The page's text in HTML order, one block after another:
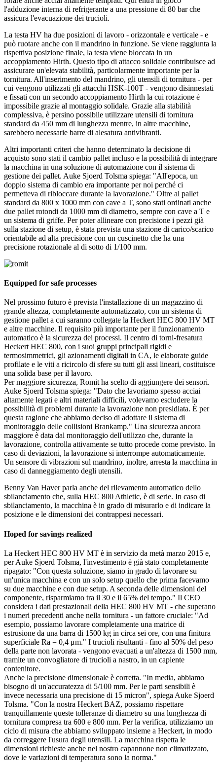
l'adduzione interna di refrigerante a una pressione di 80 bar che
assicura l'evacuazione dei trucioli.
La testa HV ha due posizioni di lavoro - orizzontale e verticale - e
può ruotare anche con il mandrino in funzione. Se viene raggiunta la
rispettiva posizione finale, la testa viene bloccata in un
accoppiamento Hirth. Questo tipo di attacco solidale contribuisce ad
assicurare un'elevata stabilità, particolarmente importante per la
tornitura. All'inserimento del mandrino, gli utensili di tornitura - per
cui vengono utilizzati gli attacchi HSK-100T - vengono disinnestati
e fissati con un secondo accoppiamento Hirth la cui rotazione è
impossibile grazie al montaggio solidale. Grazie alla stabilità
complessiva, è persino possibile utilizzare utensili di tornitura
standard da 450 mm di lunghezza mentre, in altre macchine,
sarebbero necessarie barre di alesatura antivibranti.
Altri importanti criteri che hanno determinato la decisione di
acquisto sono stati il cambio pallet incluso e la possibilità di integrare
la macchina in una soluzione di automazione con il sistema di
gestione dei pallet. Auke Sjoerd Tolsma spiega: "All'epoca, un
doppio sistema di cambio era importante per noi perché ci
permetteva di ribloccare durante la lavorazione." Oltre al pallet
standard da 800 x 1000 mm con cave a T, sono stati ordinati anche
due pallet rotondi da 1000 mm di diametro, sempre con cave a T e
un sistema di griffe. Per poter allineare con precisione i pezzi già
sulla stazione di setup, è stata prevista una stazione di carico/scarico
orientabile ad alta precisione con un cuscinetto che ha una
precisione rotazionale al di sotto di 1/100 mm.
Equipped for safe processes
Nel prossimo futuro è prevista l'installazione di un magazzino di
grande altezza, completamente automatizzato, con un sistema di
gestione pallet a cui saranno collegate la Heckert HEC 800 HV MT
e altre macchine. Il requisito più importante per il funzionamento
automatico è la sicurezza dei processi. Il centro di torni-fresatura
Heckert HEC 800, con i suoi gruppi principali rigidi e
termosimmetrici, gli azionamenti digitali in CA, le elaborate guide
profilate e le viti a ricircolo di sfere su tutti gli assi lineari, costituisce
una solida base per il lavoro.
Per maggiore sicurezza, Romit ha scelto di aggiungere dei sensori.
Auke Sjoerd Tolsma spiega: "Dato che lavoriamo spesso acciai
altamente legati e altri materiali difficili, volevamo escludere la
possibilità di problemi durante la lavorazione non presidiata. È per
questa ragione che abbiamo deciso di adottare il sistema di
monitoraggio delle collisioni Brankamp." Una sicurezza ancora
maggiore è data dal monitoraggio dell'utilizzo che, durante la
lavorazione, controlla attivamente se tutto procede come previsto. In
caso di deviazioni, la lavorazione si interrompe automaticamente.
Un sensore di vibrazioni sul mandrino, inoltre, arresta la macchina in
caso di danneggiamento degli utensili.
Benny Van Haver parla anche del rilevamento automatico dello
sbilanciamento che, sulla HEC 800 Athletic, è di serie. In caso di
sbilanciamento, la macchina è in grado di misurarlo e di indicare la
posizione e le dimensioni dei contrappesi necessari.
Hoped for savings realized
La Heckert HEC 800 HV MT è in servizio da metà marzo 2015 e,
per Auke Sjoerd Tolsma, l'investimento è già stato completamente
ripagato: "Con questa soluzione, siamo in grado di lavorare su
un'unica macchina e con un solo setup quello che prima facevamo
su due macchine e con due setup. A seconda delle dimensioni del
componente, risparmiamo tra il 30 e il 65% del tempo." Il CEO
considera i dati prestazionali della HEC 800 HV MT - che superano
i numeri precedenti anche nella tornitura - un fattore cruciale: "Ad
esempio, possiamo lavorare completamente una matrice di
estrusione da una barra di 1500 kg in circa sei ore, con una finitura
superficiale Ra = 0,4 μm." I trucioli risultanti - fino al 50% del peso
della parte non lavorata - vengono evacuati a un'altezza di 1500 mm,
tramite un convogliatore di trucioli a nastro, in un capiente
contenitore.
Anche la precisione dimensionale è corretta. "In media, abbiamo
bisogno di un'accuratezza di 5/100 mm. Per le parti sensibili è
invece necessaria una precisione di 15 micron", spiega Auke Sjoerd
Tolsma. "Con la nostra Heckert BAZ, possiamo rispettare
tranquillamente queste tolleranze di diametro su una lunghezza di
tornitura compresa tra 600 e 800 mm. Per la verifica, utilizziamo un
ciclo di misura che abbiamo sviluppato insieme a Heckert, in modo
da correggere l'usura degli utensili. La macchina rispetta le
dimensioni richieste anche nel nostro capannone non climatizzato,
dove le variazioni di temperatura sono la norma."